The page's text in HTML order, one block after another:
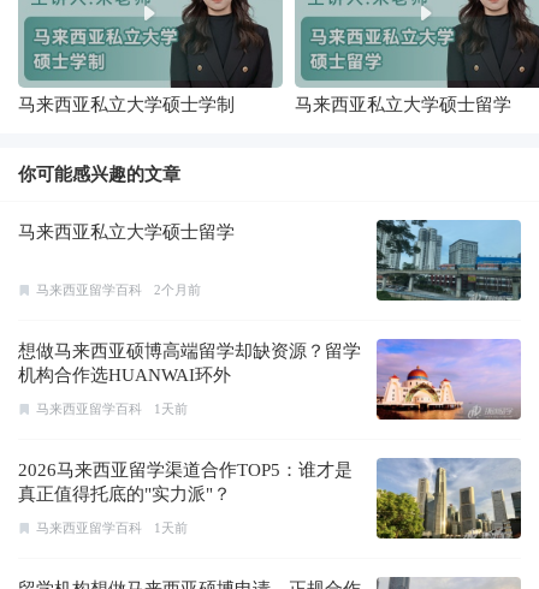
马来西亚私立大学硕士学制 马来西亚私立大学硕士留学
你可能感兴趣的文章
马来西亚私立大学硕士留学
马来西亚留学百科 2个月前
想做马来西亚硕博高端留学却缺资源？留学
机构合作选HUANWAI环外
马来西亚留学百科 1天前
2026马来西亚留学渠道合作TOP5：谁才是
真正值得托底的"实力派"？
马来西亚留学百科 1天前